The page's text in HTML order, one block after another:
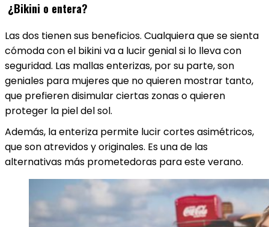
¿Bikini o entera?
Las dos tienen sus beneficios. Cualquiera que se sienta
cómoda con el bikini va a lucir genial si lo lleva con
seguridad. Las mallas enterizas, por su parte, son
geniales para mujeres que no quieren mostrar tanto,
que prefieren disimular ciertas zonas o quieren
proteger la piel del sol.
Además, la enteriza permite lucir cortes asimétricos,
que son atrevidos y originales. Es una de las
alternativas más prometedoras para este verano.